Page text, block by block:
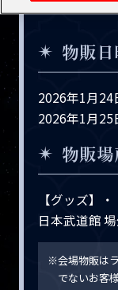
物販
2026年1月24
2026年1月25
物販
【グッズ】・
日本武道館
※会場物販は
でないお客